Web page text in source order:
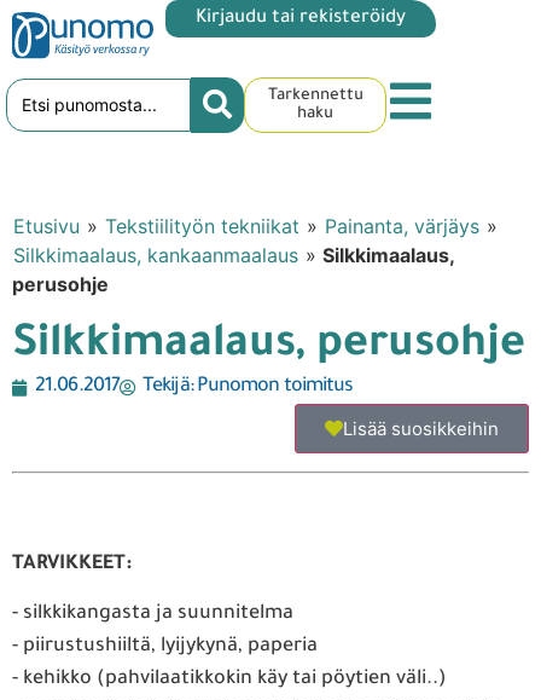
Kirjaudu tai rekisteröidy
Tarkennettu
haku
Etusivu » Tekstiilityön tekniikat » Painanta, värjäys »
Silkkimaalaus, kankaanmaalaus » Silkkimaalaus,
perusohje
Silkkimaalaus, perusohje
21.06.2017 Tekijä:Punomon toimitus
Lisää suosikkeihin
TARVIKKEET:
- silkkikangasta ja suunnitelma
- piirustushiiltä, lyijykynä, paperia
- kehikko (pahvilaatikkokin käy tai pöytien väli..)